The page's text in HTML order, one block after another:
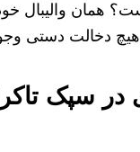
همان والیبال
دخالت دستی
در سپک